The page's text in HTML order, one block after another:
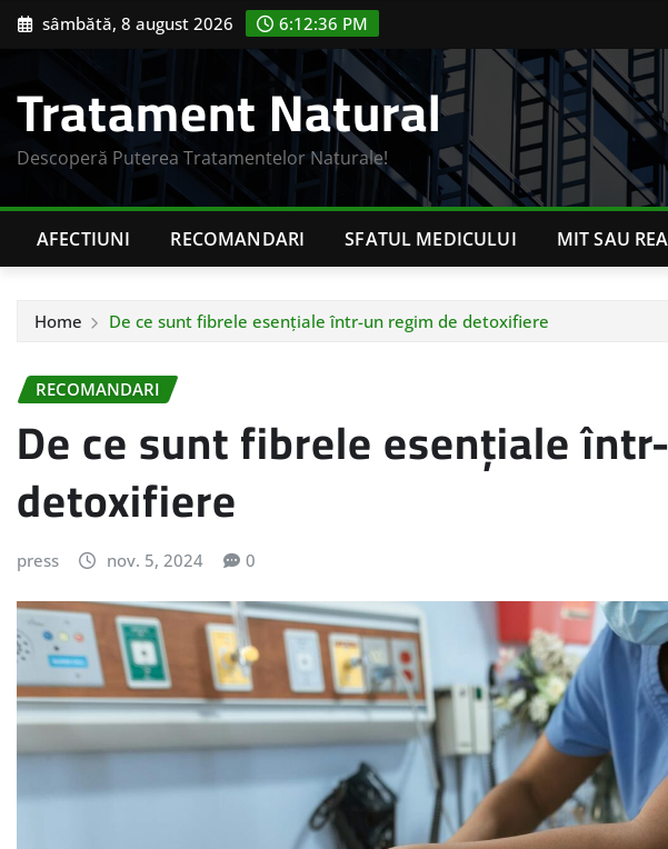
Skip sâmbătă, 8 august 2026 6:12:37 PM
Tratament Natural
Descoperă Puterea Tratamentelor Naturale!
AFECTIUNI RECOMANDARI SFATUL MEDICULUI MIT SAU
Home De ce sunt fibrele esențiale într-un regim de detoxifiere
RECOMANDARI
De ce sunt fibrele esențiale
detoxifiere
press nov. 5, 2024 0